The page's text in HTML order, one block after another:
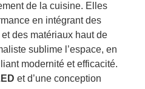
de la cuisine. Elles
en intégrant des
des matériaux haut de
sublime l’espace, en
modernité et efficacité.
et d’une conception